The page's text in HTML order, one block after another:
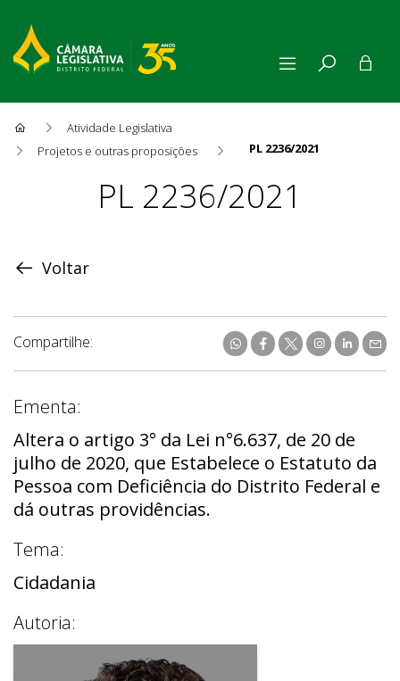
Atividade Legislativa
Projetos e outras proposições
PL 2236/2021
ProposiçãoPL 2236/2021
Voltar
Compartilhe:
Ementa:
Altera o artigo 3° da Lei n°6.637, de 20 de
julho de 2020, que Estabelece o Estatuto da
Pessoa com Deficiência do Distrito Federal e
dá outras providências.
Tema:
Cidadania
Autoria: